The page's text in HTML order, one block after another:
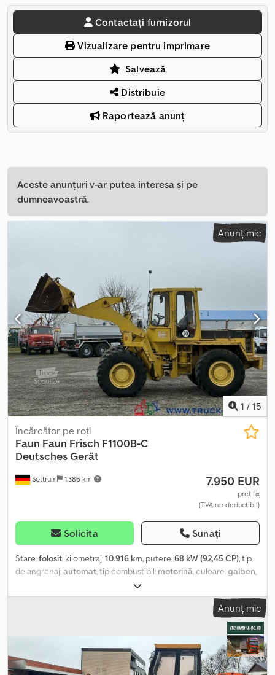
Contactați furnizorul
Vizualizare pentru imprimare
Salvează
Distribuie
Raportează anunț
Aceste anunțuri v-ar putea interesa și pe
dumneavoastră.
Anunț mic
1 / 15
Sottrum 1.386 km
Încărcător pe roți
Faun Faun Frisch F1100B-C
Deutsches Gerät
7.950 EUR
preț fix
(TVA ne deductibil)
Solicita Sunați
Stare:folosit, kilometraj:10.916 km, putere:68 kW (92,45 CP), tip
de angrenaj:automat , tip combustibil: motorină , culoare:galben
, greutatea goală:
maximă de încărcare:4.500 kg, configurație ax:4x4, număr de
, An de fabricație:
cabina de zi,
cabină, lopată standard, protector de cap, tracțiune
, * Echipament german * Stare: vezi fotografiile * 10.916
ore de funcționare Credov Efnlepfx Agyjf * Încărcător frontal
Anunț mic